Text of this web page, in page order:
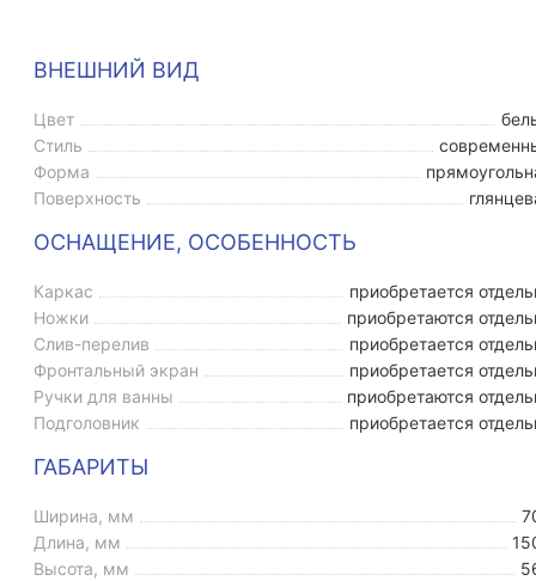
ВНЕШНИЙ ВИД
Цвет
Стиль
Форма
Поверхность
ОСНАЩЕНИЕ, ОСОБЕННОСТЬ
Каркас
приобретается
Ножки
приобретаются
Слив-перелив
приобретается
Фронтальный экран
приобретается
Ручки для ванны
приобретаются
Подголовник
приобретается
ГАБАРИТЫ
Ширина, мм
Длина, мм
Высота, мм